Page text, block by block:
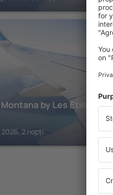
by Les Etincelles
2 nopți